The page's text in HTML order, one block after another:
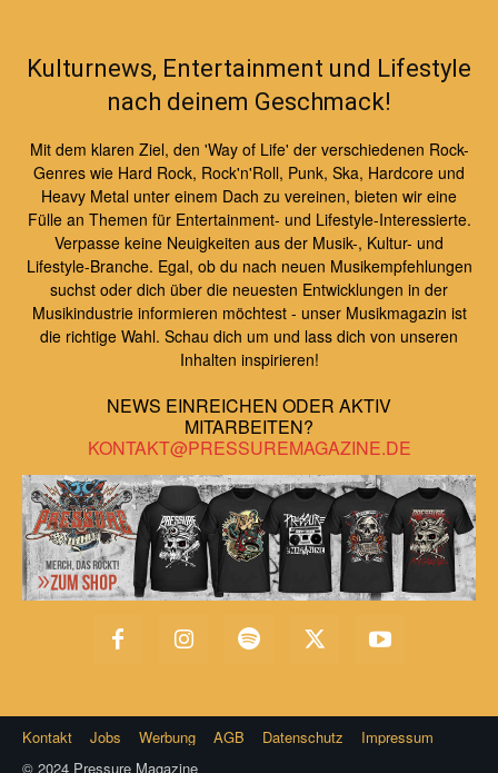
Kulturnews, Entertainment und Lifestyle
nach deinem Geschmack!
Mit dem klaren Ziel, den 'Way of Life' der verschiedenen Rock-
Genres wie Hard Rock, Rock'n'Roll, Punk, Ska, Hardcore und
Heavy Metal unter einem Dach zu vereinen, bieten wir eine
Fülle an Themen für Entertainment- und Lifestyle-Interessierte.
Verpasse keine Neuigkeiten aus der Musik-, Kultur- und
Lifestyle-Branche. Egal, ob du nach neuen Musikempfehlungen
suchst oder dich über die neuesten Entwicklungen in der
Musikindustrie informieren möchtest - unser Musikmagazin ist
die richtige Wahl. Schau dich um und lass dich von unseren
Inhalten inspirieren!
NEWS EINREICHEN ODER AKTIV
MITARBEITEN?
KONTAKT@PRESSUREMAGAZINE.DE
Kontakt Jobs Werbung AGB Datenschutz
Impressum
© 2024 Pressure Magazine